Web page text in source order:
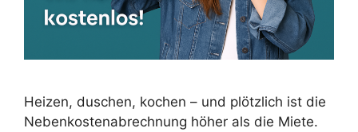
Heizen, duschen, kochen – und plötzlich ist die
Nebenkostenabrechnung höher als die Miete.